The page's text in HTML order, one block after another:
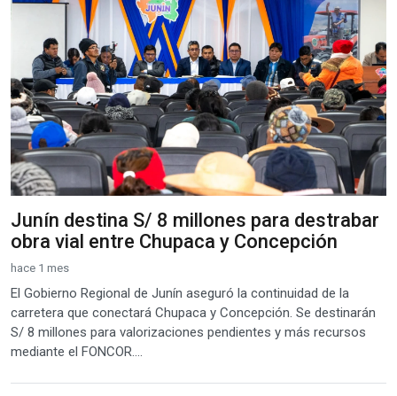
Junín destina S/ 8 millones para destrabar
obra vial entre Chupaca y Concepción
hace 1 mes
El Gobierno Regional de Junín aseguró la continuidad de la
carretera que conectará Chupaca y Concepción. Se destinarán
S/ 8 millones para valorizaciones pendientes y más recursos
mediante el FONCOR....